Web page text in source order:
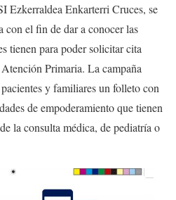
Ezkerraldea Enkarterri Cruces, se
con el fin de dar a conocer las
tienen para poder solicitar cita
Primaria. La campaña
y familiares un folleto con
de empoderamiento que tienen
la consulta médica, de pediatría o